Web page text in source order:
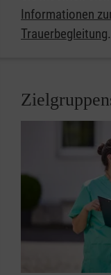
Informationen
Trauerbegleitung​​​​​​​.